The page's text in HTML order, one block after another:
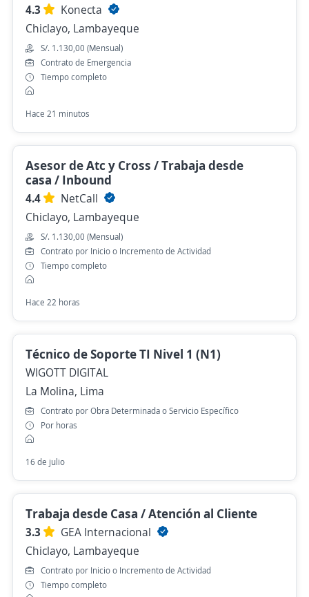
4.3
Konecta
Chiclayo, Lambayeque
S/. 1.130,00 (Mensual)
Contrato de Emergencia
Tiempo completo
Hace 21 minutos
Asesor de Atc y Cross / Trabaja desde
casa / Inbound
4.4
NetCall
Chiclayo, Lambayeque
S/. 1.130,00 (Mensual)
Contrato por Inicio o Incremento de Actividad
Tiempo completo
Hace 22 horas
Técnico de Soporte TI Nivel 1 (N1)
WIGOTT DIGITAL
La Molina, Lima
Contrato por Obra Determinada o Servicio Específico
Por horas
16 de julio
Trabaja desde Casa / Atención al Cliente
3.3
GEA Internacional
Chiclayo, Lambayeque
Contrato por Inicio o Incremento de Actividad
Tiempo completo